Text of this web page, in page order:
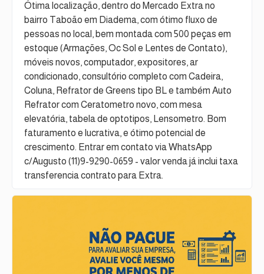
Ótima localização, dentro do Mercado Extra no
bairro Taboão em Diadema, com ótimo fluxo de
pessoas no local, bem montada com 500 peças em
estoque (Armações, Oc Sol e Lentes de Contato),
móveis novos, computador, expositores, ar
condicionado, consultório completo com Cadeira,
Coluna, Refrator de Greens tipo BL e também Auto
Refrator com Ceratometro novo, com mesa
elevatória, tabela de optotipos, Lensometro. Bom
faturamento e lucrativa, e ótimo potencial de
crescimento. Entrar em contato via WhatsApp
c/Augusto (11)9-9290-0659 - valor venda já inclui taxa
transferencia contrato para Extra.